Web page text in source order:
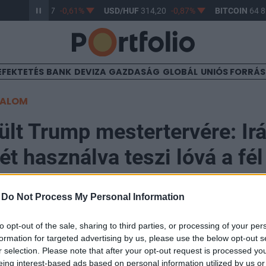
Do Not Process My Personal Information
opt-out of the sale, sharing to third parties, or processing of your
for targeted advertising by us, please use the below opt-out
selection. Please note that after your opt-out request is processed
interest-based ads based on personal information utilized by us
363,17 -0,61% USD/HUF 314,20 -0,87% BITCOIN64
BANK DEVIZA GAZDASÁG GLOBÁL UNIÓS
Trump mestertervére:
használva teszi lóvá a
egy komplex, katonai eszközök, drónok,